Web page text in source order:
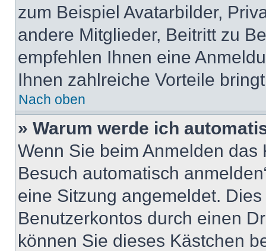
zum Beispiel Avatarbilder,
andere Mitglieder, Beitritt zu
empfehlen Ihnen eine
Ihnen zahlreiche Vorteile
Nach oben
» Warum werde ich
Wenn Sie beim Anmelden
Besuch automatisch
eine Sitzung angemeldet.
Benutzerkontos durch einen
können Sie dieses Kästchen